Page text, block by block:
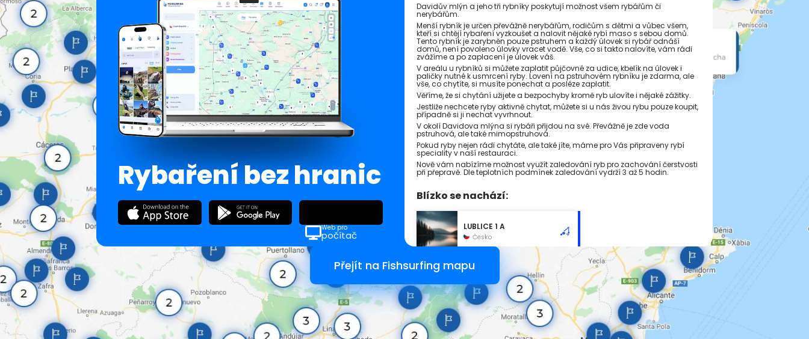
Rybaření bez hranic
Web pro
počítač
Davidův mlýn a jeho tři rybníky poskytují možnost všem rybářům či
nerybářům.
Menší rybník je určen převážně nerybářům, rodičům s dětmi a vůbec všem,
kteří si chtějí rybaření vyzkoušet a nalovit nějaké rybí maso s sebou domů.
Tento rybník je zarybněn pouze pstruhem a každý úlovek si rybář odnáší
domů, není povoleno úlovky vracet vodě. Vše, co si takto nalovíte, vám rádi
zvážíme a po zaplacení je úlovek váš.
V areálu u rybníků si můžete zaplatit půjčovné za udice, kbelík na úlovek i
paličky nutné k usmrcení ryby. Lovení na pstruhovém rybníku je zdarma, ale
vše, co chytíte, si musíte ponechat a posléze zaplatit.
Věříme, že si chytání užijete a bezpochyby kromě ryb ulovíte i nějaké zážitky.
Jestliže nechcete ryby aktivně chytat, můžete si u nás živou rybu pouze koupit,
případně si ji nechat vyvrhnout.
V okolí Davidova mlýna si rybáři přijdou na své. Převážně je zde voda
pstruhová, ale také mimopstruhová.
Pokud ryby nejen rádi chytáte, ale také jíte, máme pro Vás připraveny rybí
speciality v naší restauraci.
Nově vám nabízíme možnost využít zaledování ryb pro zachování čerstvosti
při přepravě. Dle teplotních podmínek zaledování vydrží 3 až 5 hodin.
Blízko se nachází:
LUBLICE 1 A
Česko
Pstruhařství Raška
Česko
Davidův mlýn
Česko
Přejít na Fishsurfing mapu